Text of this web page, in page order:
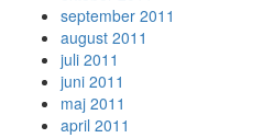
september 2011
august 2011
juli 2011
juni 2011
maj 2011
april 2011